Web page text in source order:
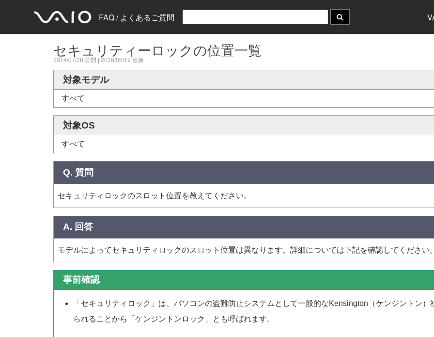
FAQ / よくあるご質問
セキュリティーロックの位置一覧
2014/07/28 公開 | 2026/05/19 更新
対象モデル
すべて
対象OS
すべて
Q. 質問
セキュリティロックのスロット位置を教えてください。
A. 回答
モデルによってセキュリティロックのスロット位置は異なります。詳細については下記を確認してください
事前確認
「セキュリティロック」は、パソコンの盗難防止システムとして一般的なKensington（ケンジントン
られることから「ケンジントンロック」とも呼ばれます。